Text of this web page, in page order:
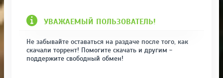
УВАЖАЕМЫЙ ПОЛЬЗОВАТЕЛЬ!
Не забывайте оставаться на раздаче после того, как
скачали торрент! Помогите скачать и другим -
поддержите свободный обмен!